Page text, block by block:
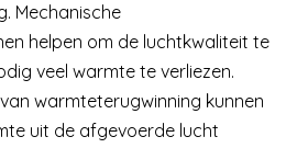
Mechanische
helpen om de luchtkwaliteit te
veel warmte te verliezen.
warmteterugwinning kunnen
uit de afgevoerde lucht